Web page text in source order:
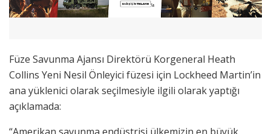
Füze Savunma Ajansı Direktörü Korgeneral Heath
Collins Yeni Nesil Önleyici füzesi için Lockheed Martin’in
ana yüklenici olarak seçilmesiyle ilgili olarak yaptığı
açıklamada: